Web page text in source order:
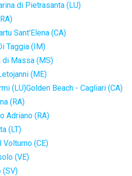
di Pietrasanta (LU)
Sant'Elena (CA)
Taggia (IM)
di Massa (MS)
(ME)
(LU)Golden Beach - Cagliari (CA)
(RA)
Adriano (RA)
(LT)
(CE)
(VE)
(SV)